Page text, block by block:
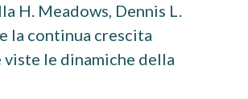
H. Meadows, Dennis L.
la continua crescita
le dinamiche della